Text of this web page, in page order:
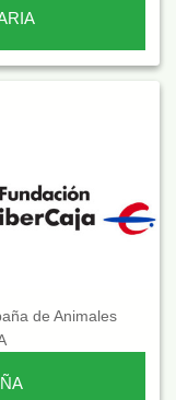
de Animales